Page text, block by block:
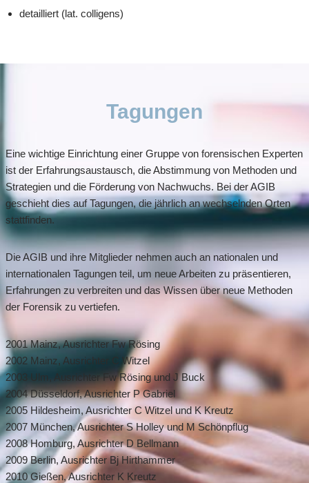
detailliert (lat. colligens)
Tagungen
Eine wichtige Einrichtung einer Gruppe von forensischen Experten
ist der Erfahrungsaustausch, die Abstimmung von Methoden und
Strategien und die Förderung von Nachwuchs. Bei der AGIB
geschieht dies auf Tagungen, die jährlich an wechselnden Orten
stattfinden.
Die AGIB und ihre Mitglieder nehmen auch an nationalen und
internationalen Tagungen teil, um neue Arbeiten zu präsentieren,
Erfahrungen zu verbreiten und das Wissen über neue Methoden
der Forensik zu vertiefen.
2001 Mainz, Ausrichter Fw Rösing
2002 Mainz, Ausrichter C Witzel
2003 Ulm, Ausrichter Fw Rösing und J Buck
2004 Düsseldorf, Ausrichter P Gabriel
2005 Hildesheim, Ausrichter C Witzel und K Kreutz
2007 München, Ausrichter S Holley und M Schönpflug
2008 Homburg, Ausrichter D Bellmann
2009 Berlin, Ausrichter Bj Hirthammer
2010 Gießen, Ausrichter K Kreutz